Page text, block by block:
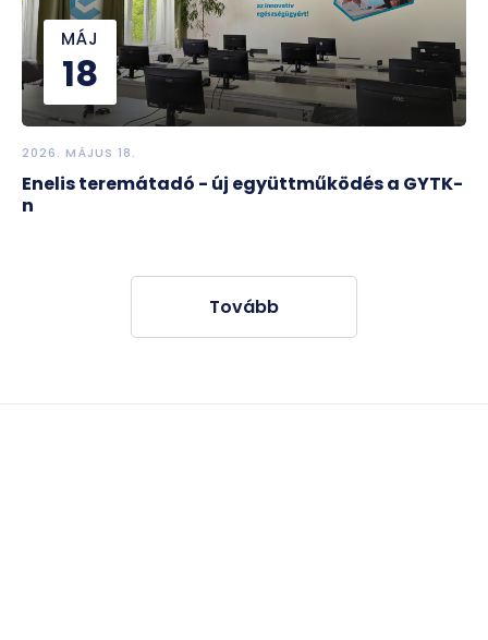
MÁJ
18
2026. MÁJUS 18.
Enelis teremátadó - új együttműködés a GYTK-
n
Tovább